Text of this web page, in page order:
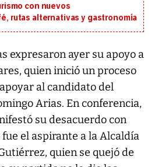
con nuevos
rutas alternativas y gastronomía
expresaron ayer su apoyo a
quien inició un proceso
al candidato del
Arias. En conferencia,
su desacuerdo con
fue el aspirante a la Alcaldía
quien se quejó de